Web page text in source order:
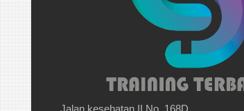
Jalan kesehatan II No. 168D,